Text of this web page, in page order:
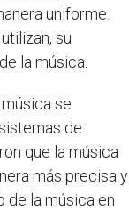
uniforme.
su
la música.
se
de
que la música
más precisa y
de la música en